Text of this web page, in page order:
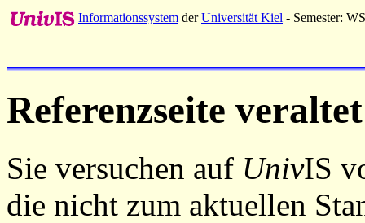
Informationssystem derUniversität Kiel - Semester:
Referenzseite veraltet
Sie versuchen auf UnivIS
die nicht zum aktuellen